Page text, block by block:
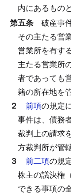
内にあるもの
第五条 破産事
その主たる営
営業所を有す
主たる営業所
者であっても
籍の所在地を
２ 前項の規定
事件は、債務
裁判上の請求
方裁判所が管
３ 前二項の規
株主の議決権
できる事項の